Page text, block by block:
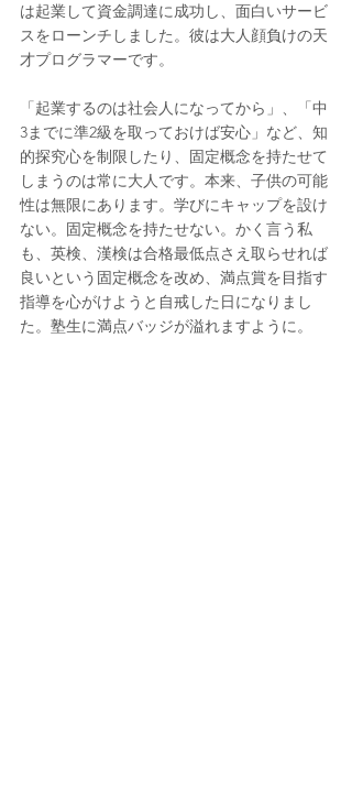
は起業して資金調達に成功し、面白いサービ
スをローンチしました。彼は大人顔負けの天
才プログラマーです。
「起業するのは社会人になってから」、「中
3までに準2級を取っておけば安心」など、知
的探究心を制限したり、固定概念を持たせて
しまうのは常に大人です。本来、子供の可能
性は無限にあります。学びにキャップを設け
ない。固定概念を持たせない。かく言う私
も、英検、漢検は合格最低点さえ取らせれば
良いという固定概念を改め、満点賞を目指す
指導を心がけようと自戒した日になりまし
た。塾生に満点バッジが溢れますように。